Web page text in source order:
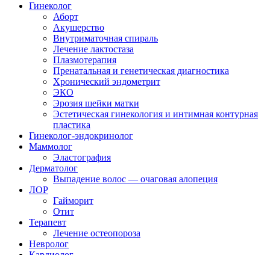
Гинеколог
Аборт
Акушерство
Внутриматочная спираль
Лечение лактостаза
Плазмотерапия
Пренатальная и генетическая диагностика
Хронический эндометрит
ЭКО
Эрозия шейки матки
Эстетическая гинекология и интимная контурная
пластика
Гинеколог-эндокринолог
Маммолог
Эластография
Дерматолог
Выпадение волос — очаговая алопеция
ЛОР
Гайморит
Отит
Терапевт
Лечение остеопороза
Невролог